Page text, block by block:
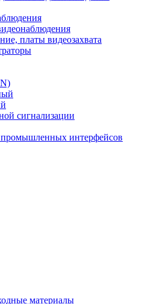
платы видеозахвата
сигнализации
интерфейсов
материалы